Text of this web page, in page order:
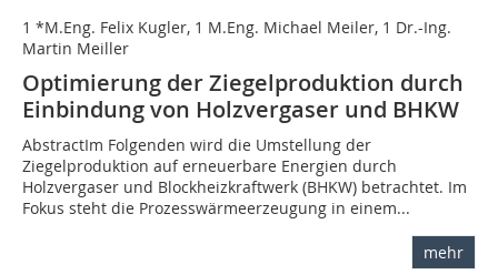
1 *M.Eng. Felix Kugler, 1 M.Eng. Michael Meiler, 1 Dr.-Ing.
Martin Meiller
Optimierung der Ziegelproduktion durch
Einbindung von Holzvergaser und BHKW
AbstractIm Folgenden wird die Umstellung der
Ziegelproduktion auf erneuerbare Energien durch
Holzvergaser und Blockheizkraftwerk (BHKW) betrachtet. Im
Fokus steht die Prozesswärmeerzeugung in einem...
mehr